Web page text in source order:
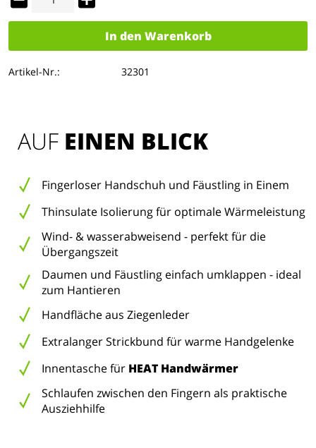
In den Warenkorb
Artikel-Nr.: 32301
AUF EINEN BLICK
Fingerloser Handschuh und Fäustling in Einem
Thinsulate Isolierung für optimale Wärmeleistung
Wind- & wasserabweisend - perfekt für die
Übergangszeit
Daumen und Fäustling einfach umklappen - ideal
zum Hantieren
Handfläche aus Ziegenleder
Extralanger Strickbund für warme Handgelenke
Innentasche für HEAT Handwärmer
Schlaufen zwischen den Fingern als praktische
Ausziehhilfe